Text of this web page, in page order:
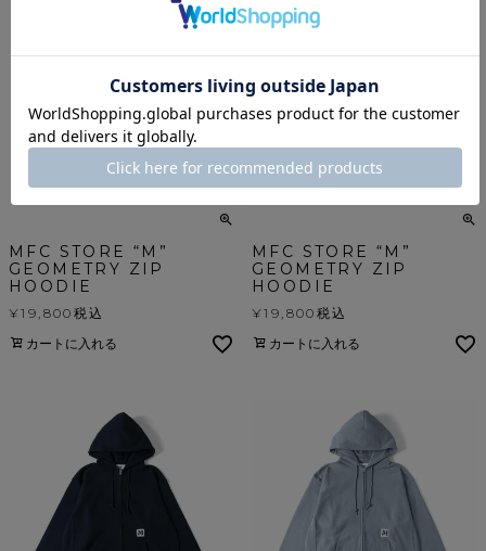
MFC STORE “M”
GEOMETRY ZIP
HOODIE
¥19,800 税込
カートに入れる
MFC STORE “M”
GEOMETRY ZIP
HOODIE
¥19,800 税込
カートに入れる